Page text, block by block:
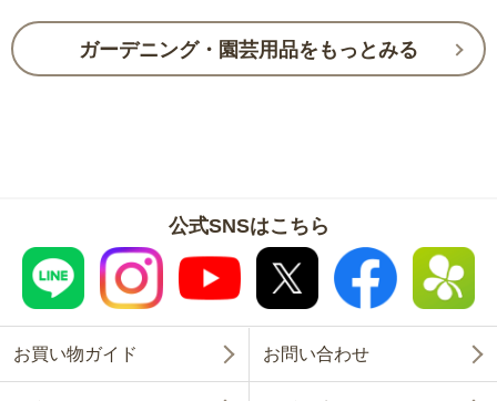
ガーデニング・園芸用品をもっとみる
公式SNSはこちら
お買い物ガイド お問い合わせ